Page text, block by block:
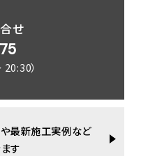
せ
）
最新施工実例など
す